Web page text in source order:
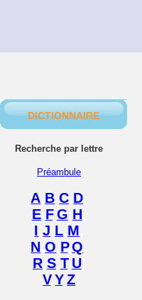
DICTIONNAIRE
Recherche par lettre
Préambule
A B ,C D
E, F,G H
I ,J L M
N ,O P,Q
R, S, T, U,
V,Y,Z